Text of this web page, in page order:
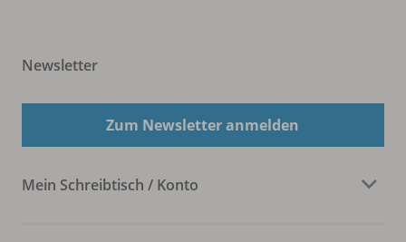
Newsletter
Zum Newsletter anmelden
Mein Schreibtisch / Konto